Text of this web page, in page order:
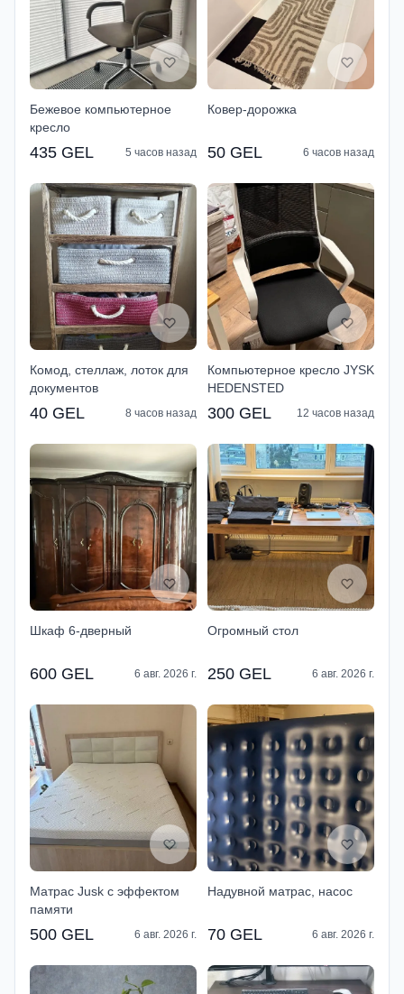
Бежевое компьютерное
кресло
435 GEL 5 часов назад
Ковер-дорожка
50 GEL 6 часов назад
Комод, стеллаж, лоток для
документов
40 GEL 8 часов назад
Компьютерное кресло JYSK
HEDENSTED
300 GEL 12 часов назад
Шкаф 6-дверный
600 GEL 6 авг. 2026 г.
Огромный стол
250 GEL 6 авг. 2026 г.
Матрас Jusk с эффектом
памяти
500 GEL 6 авг. 2026 г.
Надувной матрас, насос
70 GEL 6 авг. 2026 г.